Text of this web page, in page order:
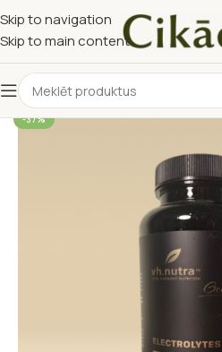
Skip to navigation
Skip to main content
-37%